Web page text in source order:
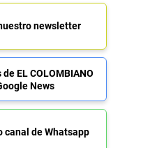
newsletter
EL COLOMBIANO
News
canal de Whatsapp